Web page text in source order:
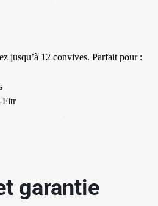
jusqu’à 12 convives. Parfait pour :
Fitr
garantie